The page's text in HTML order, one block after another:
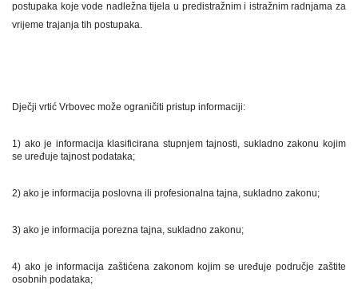
postupaka koje vode nadležna tijela u predistražnim i istražnim radnjama za
vrijeme trajanja tih postupaka.
Dječji vrtić Vrbovec može ograničiti pristup informaciji:
1) ako je informacija klasificirana stupnjem tajnosti, sukladno zakonu kojim
se uređuje tajnost podataka;
2) ako je informacija poslovna ili profesionalna tajna, sukladno zakonu;
3) ako je informacija porezna tajna, sukladno zakonu;
4) ako je informacija zaštićena zakonom kojim se uređuje područje zaštite
osobnih podataka;